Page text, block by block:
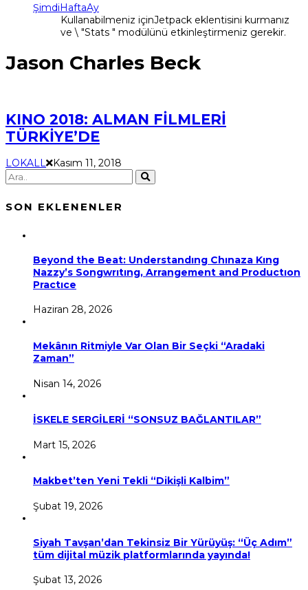
ŞimdiHaftaAy
Kullanabilmeniz içinJetpack eklentisini kurmanız
ve \ "Stats " modülünü etkinleştirmeniz gerekir.
Jason Charles Beck
KINO 2018: ALMAN FİLMLERİ
TÜRKİYE’DE
LOKALL Kasım 11, 2018
SON EKLENENLER
Beyond the Beat: Understandıng Chınaza Kıng
Nazzy’s Songwrıtıng, Arrangement and Productıon
Practıce
Haziran 28, 2026
Mekânın Ritmiyle Var Olan Bir Seçki “Aradaki
Zaman”
Nisan 14, 2026
İSKELE SERGİLERİ “SONSUZ BAĞLANTILAR”
Mart 15, 2026
Makbet’ten Yeni Tekli “Dikişli Kalbim”
Şubat 19, 2026
Siyah Tavşan’dan Tekinsiz Bir Yürüyüş: “Üç Adım”
tüm dijital müzik platformlarında yayında!
Şubat 13, 2026